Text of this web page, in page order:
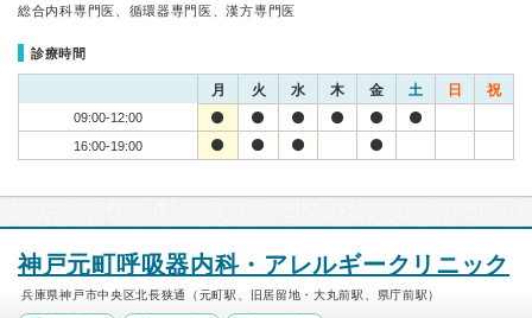
総合内科専門医、循環器専門医、漢方専門医
診療時間
月 火 水 木 金 土 日 祝
09:00-12:00
16:00-19:00
神戸元町呼吸器内科・アレルギークリニック
兵庫県神戸市中央区北長狭通（元町駅、旧居留地・大丸前駅、県庁前駅）